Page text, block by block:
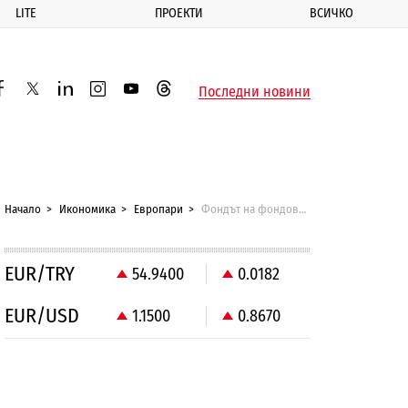
LITE ПРОЕКТИ ВСИЧКО
twitterlinkedininstagram
youtubethreadsПоследни новини
Начало Икономика Европари Фондът на фондовете осигури 600 млн. лв. за градско развитие
EUR/TRY 54.9400 0.0182
EUR/USD 1.1500 0.8670